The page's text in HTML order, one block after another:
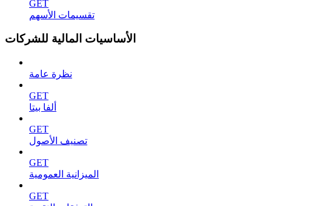
GET
تقسيمات الأسهم
الأساسيات المالية للشركات
نظرة عامة
GET
ألفا بيتا
GET
تصنيف الأصول
GET
الميزانية العمومية
GET